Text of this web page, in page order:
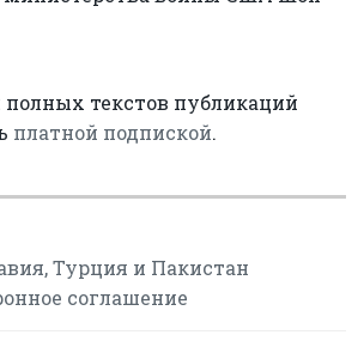
текстов публикаций
платной подпиской.
Турция и Пакистан
соглашение